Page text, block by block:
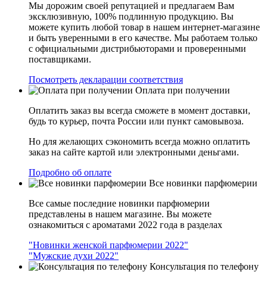
Мы дорожим своей репутацией и предлагаем Вам
эксклюзивную, 100% подлинную продукцию. Вы
можете купить любой товар в нашем интернет-магазине
и быть уверенными в его качестве. Мы работаем только
с официальными дистрибьюторами и проверенными
поставщиками.
Посмотреть декларации соответствия
Оплата при получении
Оплатить заказ вы всегда сможете в момент доставки,
будь то курьер, почта России или пункт самовывоза.
Но для желающих сэкономить всегда можно оплатить
заказ на сайте картой или электронными деньгами.
Подробно об оплате
Все новинки парфюмерии
Все самые последние новинки парфюмерии
представлены в нашем магазине. Вы можете
ознакомиться с ароматами 2022 года в разделах
"Новинки женской парфюмерии 2022"
"Мужские духи 2022"
Консультация по телефону